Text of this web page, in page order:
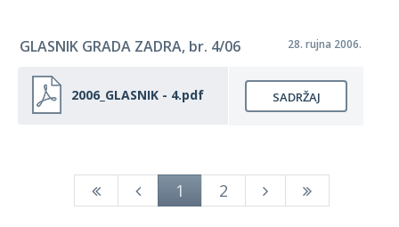
GLASNIK GRADA ZADRA, br. 4/06 28. rujna 2006.
2006_GLASNIK - 4.pdf SADRŽAJ
1 2